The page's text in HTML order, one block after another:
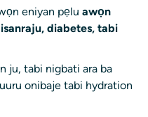
eniyan pẹlu awọn
diabetes, tabi
ju, tabi nigbati ara ba
onibaje tabi hydration